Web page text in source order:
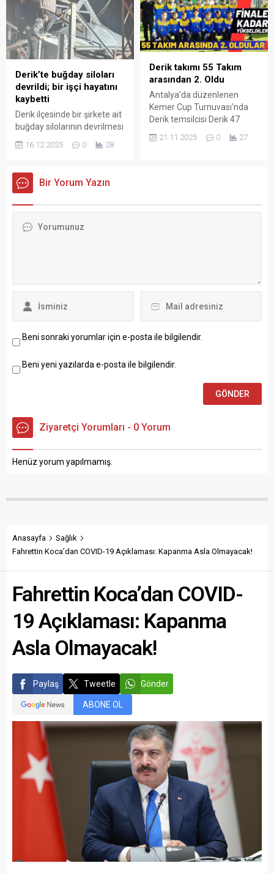
dedi.
Derik’te buğday siloları
devrildi; bir işçi hayatını
kaybetti
Derik ilçesinde bir şirkete ait
buğday silolarının devrilmesi
üzerine metal yığınlarının
altında kalan işçi hayatını
16.12.2025 0 28
Derik takımı 55 Takım
arasından 2. Oldu
Antalya’da düzenlenen
Kemer Cup Turnuvası’nda
Derik temsilcisi Derik 47
imza atarak 55 takım
21.11.2025 0 27
Bir Yorum Yazın
Beni sonraki yorumlar için e-posta ile bilgilendir.
Beni yeni yazılarda e-posta ile bilgilendir.
Ziyaretçi Yorumları - 0 Yorum
Henüz yorum yapılmamış.
Anasayfa
Sağlık
Fahrettin Koca’dan COVID-19 Açıklaması: Kapanma Asla Olmayacak!
Fahrettin Koca’dan COVID-
19 Açıklaması: Kapanma
Asla Olmayacak!
Paylaş Tweetle Gönder
ABONE OL